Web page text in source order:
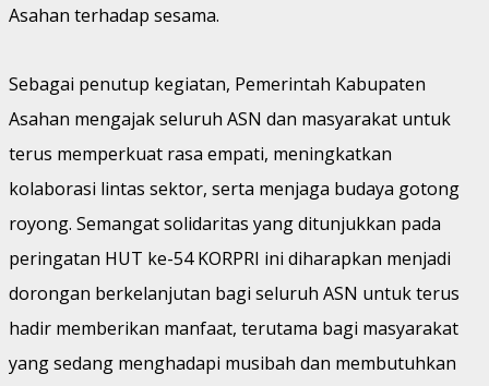
Asahan terhadap sesama.
Sebagai penutup kegiatan, Pemerintah Kabupaten
Asahan mengajak seluruh ASN dan masyarakat untuk
terus memperkuat rasa empati, meningkatkan
kolaborasi lintas sektor, serta menjaga budaya gotong
royong. Semangat solidaritas yang ditunjukkan pada
peringatan HUT ke-54 KORPRI ini diharapkan menjadi
dorongan berkelanjutan bagi seluruh ASN untuk terus
hadir memberikan manfaat, terutama bagi masyarakat
yang sedang menghadapi musibah dan membutuhkan